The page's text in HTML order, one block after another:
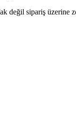
değil sipariş üzerine